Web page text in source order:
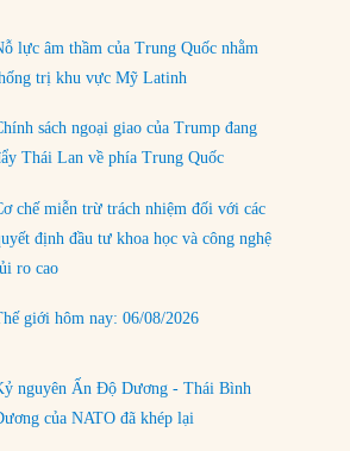
kế tiếp của Bắc Kinh ở Biển Đông
LOAD MORE
lực âm thầm của Trung Quốc nhằm
trị khu vực Mỹ Latinh
sách ngoại giao của Trump đang
Thái Lan về phía Trung Quốc
chế miễn trừ trách nhiệm đối với các
định đầu tư khoa học và công nghệ
ro cao
giới hôm nay: 06/08/2026
nguyên Ấn Độ Dương - Thái Bình
của NATO đã khép lại